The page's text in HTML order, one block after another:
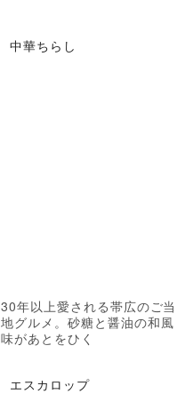
中華ちらし
30年以上愛される帯広のご当
地グルメ。砂糖と醤油の和風
味があとをひく
エスカロップ